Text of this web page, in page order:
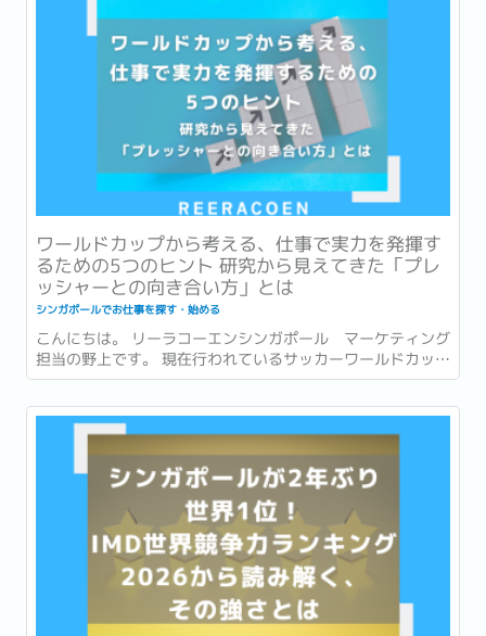
ワールドカップから考える、仕事で実力を発揮す
るための5つのヒント 研究から見えてきた「プレ
ッシャーとの向き合い方」とは
シンガポールでお仕事を探す・始める
こんにちは。 リーラコーエンシンガポール マーケティング
担当の野上です。 現在行われているサッカーワールドカッ
プ、いよいよ残すところ数試合となりました！ 本記事がリリ
ースされる頃には準決勝の結果が出ている頃。...